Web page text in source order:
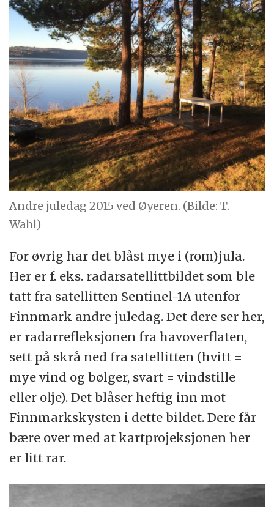
Andre juledag 2015 ved Øyeren. (Bilde: T.
Wahl)
For øvrig har det blåst mye i (rom)jula.
Her er f. eks. radarsatellittbildet som ble
tatt fra satellitten Sentinel-1A utenfor
Finnmark andre juledag. Det dere ser her,
er radarrefleksjonen fra havoverflaten,
sett på skrå ned fra satellitten (hvitt =
mye vind og bølger, svart = vindstille
eller olje). Det blåser heftig inn mot
Finnmarkskysten i dette bildet. Dere får
bære over med at kartprojeksjonen her
er litt rar.